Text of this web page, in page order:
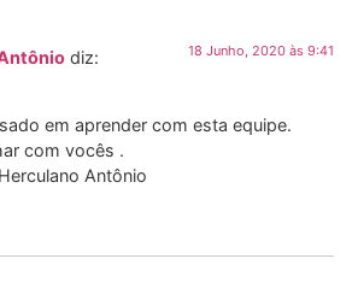
diz: 18 Junho, 2020 às 9:41
em aprender com esta equipe.
com vocês .
Antônio